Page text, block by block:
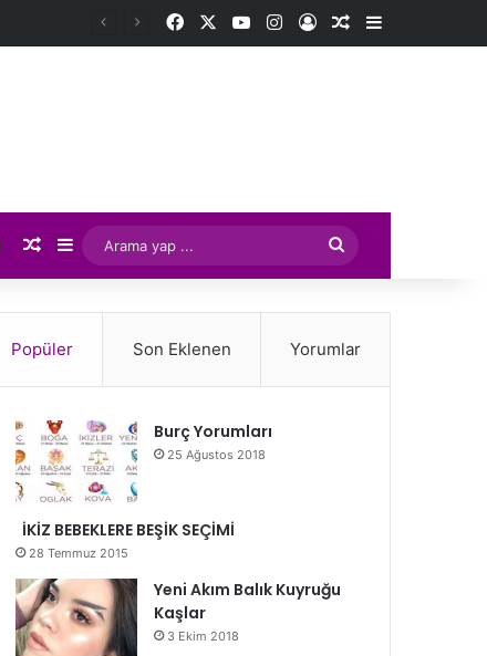
FacebookYouTubeInstagram
Kayıt OlRastgele Makale
Kenar
Rastgele Makale
Kenar Bölmesi
Arama
yap
Popüler Son Eklenen Yorumlar
Burç Yorumları
25 Ağustos 2018
İKİZ BEBEKLERE BEŞİK SEÇİMİ
28 Temmuz 2015
Yeni Akım Balık Kuyruğu
Kaşlar
3 Ekim 2018